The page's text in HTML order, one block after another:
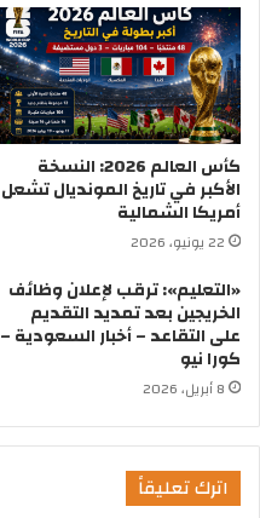
كأس العالم 2026: النسخة
الأكبر في تاريخ المونديال تشعل
أمريكا الشمالية
22 يونيو، 2026
«التعليم»: ترقب لإعلان وظائف
الخريجين بعد تمديد التقديم
على التقاعد – أخبار السعودية –
كورا نيو
8 أبريل، 2026
اترك تعليقاً